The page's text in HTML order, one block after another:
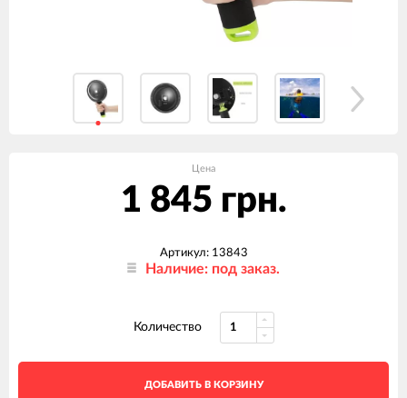
Цена
1 845 грн.
Артикул: 13843
Наличие: под заказ.
Количество
ДОБАВИТЬ В КОРЗИНУ